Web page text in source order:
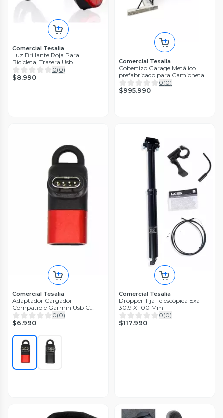
Comercial Tesalia
Luz Brillante Roja Para
Bicicleta, Trasera Usb
0(0)
$8.990
Comercial Tesalia
Cobertizo Garage Metálico
prefabricado para Camioneta
auto
0(0)
$995.990
Comercial Tesalia
Adaptador Cargador
Compatible Garmin Usb C
Micro Ios iPhone
0(0)
$6.990
Comercial Tesalia
Dropper Tija Telescópica Exa
30.9 X 100 Mm
0(0)
$117.990